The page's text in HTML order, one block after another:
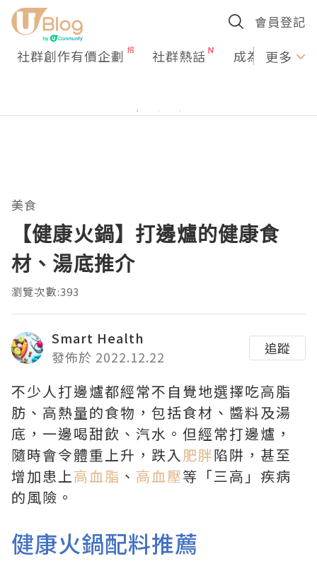
會員登記
社群創作有價企劃 社群熱話 成為U更多
美食
【健康火鍋】打邊爐的健康食
材、湯底推介
瀏覽次數:393
Smart Health
發佈於 2022.12.22
追蹤
不少人打邊爐都經常不自覺地選擇吃高脂
肪、高熱量的食物，包括食材、醬料及湯
底，一邊喝甜飲、汽水。但經常打邊爐，
隨時會令體重上升，跌入肥胖陷阱，甚至
增加患上高血脂 、 高血壓等「三高」疾病
的風險。
健康火鍋配料推薦